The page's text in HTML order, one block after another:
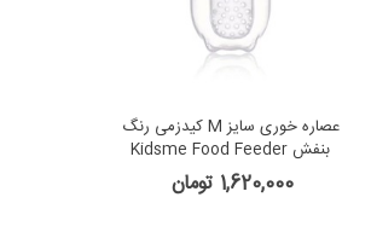
عصاره خوری سایز M کیدزمی رنگ
بنفش Kidsme Food Feeder
Medium Lavender
1,620,000 تومان